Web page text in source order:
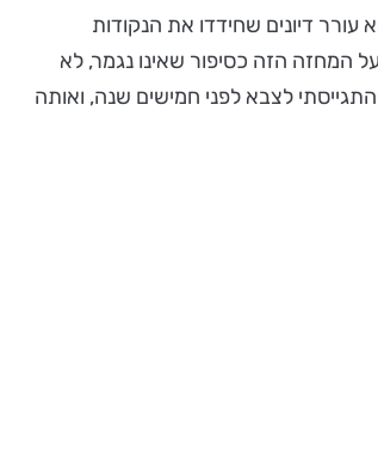
דיונים שחידדו את הנקודות
אני מדבר על המחזה הזה כסיפור שאינו נגמר, לא
לצבא לפני חמישים שנה, ואותה